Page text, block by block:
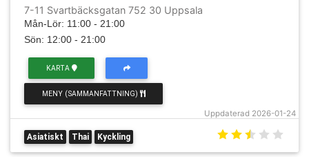
7-11 Svartbäcksgatan 752 30 Uppsala
Mån-Lör: 11:00 - 21:00
Sön: 12:00 - 21:00
Uppdaterad 2026-01-24
KARTA
MENY (SAMMANFATTNING)
Asiatiskt Thai Kyckling